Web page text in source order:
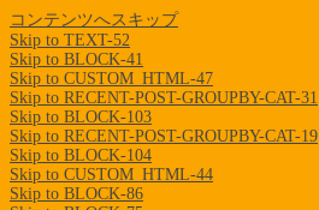
コンテンツへスキップ
Skip to TEXT-52
Skip to BLOCK-41
Skip to CUSTOM_HTML-47
Skip to RECENT-POST-GROUPBY-CAT-31
Skip to BLOCK-103
Skip to RECENT-POST-GROUPBY-CAT-19
Skip to BLOCK-104
Skip to CUSTOM_HTML-44
Skip to BLOCK-86